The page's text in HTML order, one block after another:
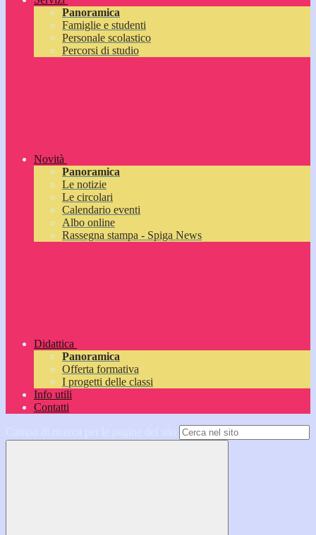
Panoramica
Famiglie e studenti
Personale scolastico
Percorsi di studio
Novità
Panoramica
Le notizie
Le circolari
Calendario eventi
Albo online
Rassegna stampa - Spiga News
Didattica
Panoramica
Offerta formativa
I progetti delle classi
Info utili
Contatti